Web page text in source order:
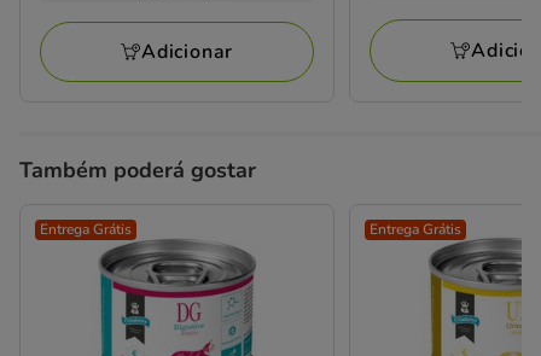
avaliações
114.37€
Adicionar
avaliações
a
63.98€
Também poderá gostar
Entrega Grátis Entrega Grátis